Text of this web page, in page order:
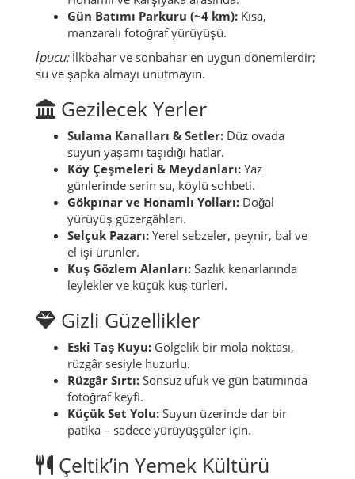
Gün Batımı Parkuru (~4 km): Kısa,
manzaralı fotoğraf yürüyüşü.
İpucu:İlkbahar ve sonbahar en uygun dönemlerdir;
su ve şapka almayı unutmayın.
Gezilecek Yerler
Sulama Kanalları & Setler: Düz ovada
suyun yaşamı taşıdığı hatlar.
Köy Çeşmeleri & Meydanları: Yaz
günlerinde serin su, köylü sohbeti.
Gökpınar ve Honamlı Yolları: Doğal
yürüyüş güzergâhları.
Selçuk Pazarı: Yerel sebzeler, peynir, bal ve
el işi ürünler.
Kuş Gözlem Alanları: Sazlık kenarlarında
leylekler ve küçük kuş türleri.
Gizli Güzellikler
Eski Taş Kuyu: Gölgelik bir mola noktası,
rüzgâr sesiyle huzurlu.
Rüzgâr Sırtı: Sonsuz ufuk ve gün batımında
fotoğraf keyfi.
Küçük Set Yolu: Suyun üzerinde dar bir
patika – sadece yürüyüşçüler için.
Çeltik’in Yemek Kültürü